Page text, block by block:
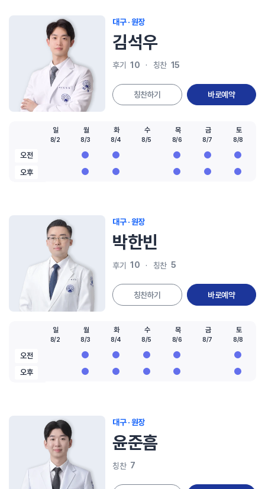
대구 · 원장
김석우
후기 10 칭찬 15
칭찬하기 바로예약
오전
오후
일
8/2
월
8/3
화
8/4
수
8/5
목
8/6
금
8/7
토
8/8
대구 · 원장
박한빈
후기 10 칭찬 5
칭찬하기 바로예약
오전
오후
일
8/2
월
8/3
화
8/4
수
8/5
목
8/6
금
8/7
토
8/8
대구 · 원장
윤준흠
칭찬 7